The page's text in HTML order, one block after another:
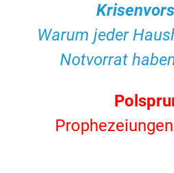
Warum jeder
Notvorrat